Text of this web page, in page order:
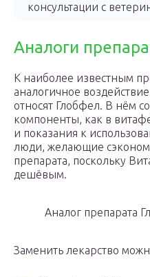
консультации с
Аналоги
К наиболее известным
аналогичное
относят Глобфел. В нём
компоненты, как в
и показания к
люди, желающие
препарата, поскольку
дешёвым.
Аналог препарата
Заменить лекарство